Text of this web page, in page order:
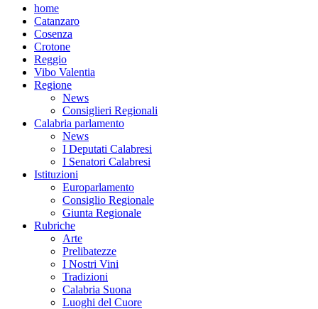
home
Catanzaro
Cosenza
Crotone
Reggio
Vibo Valentia
Regione
News
Consiglieri Regionali
Calabria parlamento
News
I Deputati Calabresi
I Senatori Calabresi
Istituzioni
Europarlamento
Consiglio Regionale
Giunta Regionale
Rubriche
Arte
Prelibatezze
I Nostri Vini
Tradizioni
Calabria Suona
Luoghi del Cuore